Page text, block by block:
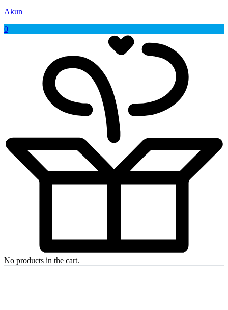
Akun
0
No products in the cart.